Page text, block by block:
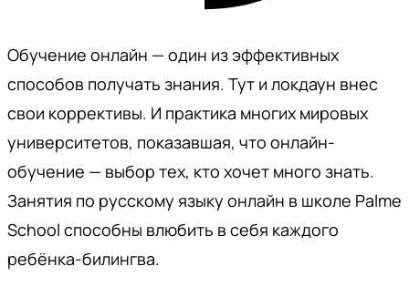
Обучение онлайн — один из эффективных
способов получать знания. Тут и локдаун внес
свои коррективы. И практика многих мировых
университетов, показавшая, что онлайн-
обучение — выбор тех, кто хочет много знать.
Занятия по русскому языку онлайн в школе Palme
School способны влюбить в себя каждого
ребёнка-билингва.